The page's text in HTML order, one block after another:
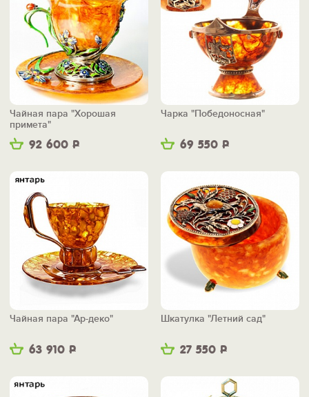
92 600 Р
Чайная пара "Хорошая
примета"
69 550 Р
Чарка "Победоносная"
63 910 Р
Чайная пара "Ар-деко"
27 550 Р
Шкатулка "Летний сад"